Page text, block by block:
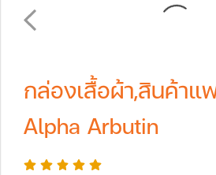
กล่องเสื้อผ้า,สินค้าแ
Alpha Arbutin